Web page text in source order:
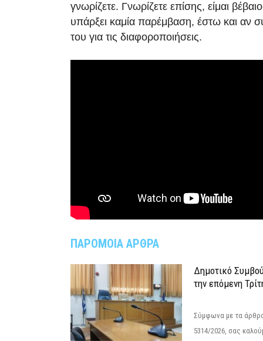
γνωρίζετε. Γνωρίζετε επίσης, είμαι
υπάρξει καμία παρέμβαση, έστω και αν
του για τις διαφοροποιήσεις.
ΠΑΡΟΜΟΙΑ ΑΡΘΡΑ
Δημοτικό
την επόμενη
Σύμφωνα με τα
5314/2026, σας